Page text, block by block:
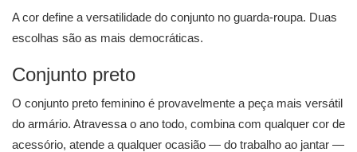
A cor define a versatilidade do conjunto no guarda-roupa. Duas
escolhas são as mais democráticas.
Conjunto preto
O conjunto preto feminino é provavelmente a peça mais versátil
do armário. Atravessa o ano todo, combina com qualquer cor de
acessório, atende a qualquer ocasião — do trabalho ao jantar —